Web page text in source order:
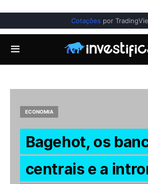
Cotações por
ECONOMIA
Bagehot, os
centrais e a